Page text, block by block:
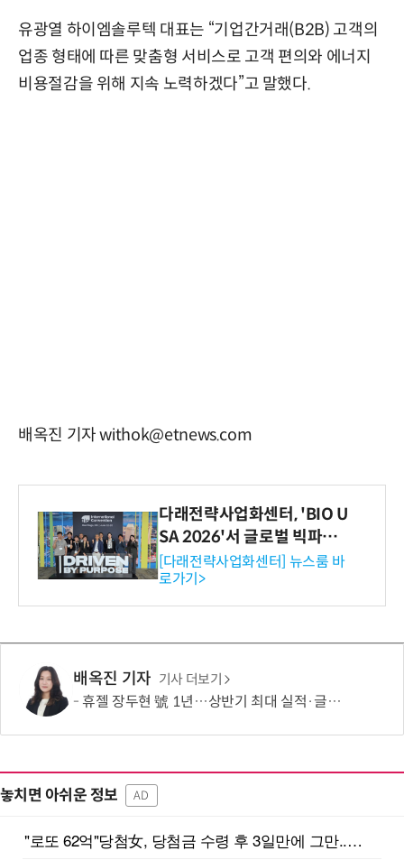
유광열 하이엠솔루텍 대표는 “기업간거래(B2B) 고객의
업종 형태에 따른 맞춤형 서비스로 고객 편의와 에너지
비용절감을 위해 지속 노력하겠다”고 말했다.
배옥진 기자 withok@etnews.com
다래전략사업화센터, 'BIO U
SA 2026'서 글로벌 빅파마
와의 비즈니스 미팅 지원…K
-바이오 해외 진출 교두보 확
보
[다래전략사업화센터] 뉴스룸 바
로가기>
배옥진 기자 기사 더보기
휴젤 장두현 號 1년…상반기 최대 실적·글로벌 성장 본궤도
놓치면 아쉬운 정보 AD